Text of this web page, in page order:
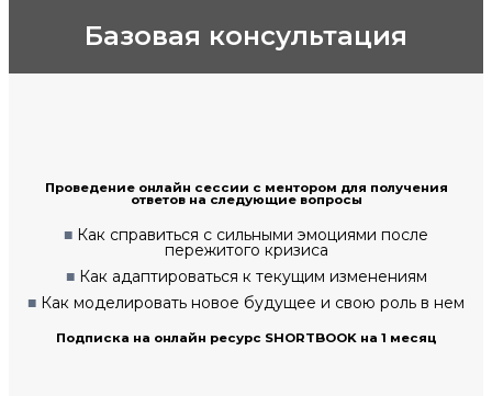
Базовая консультация
Проведение онлайн сессии с ментором для получения
ответов на следующие вопросы
■ Как справиться с сильными эмоциями после
пережитого кризиса
■Как адаптироваться к текущим изменениям
■ Как моделировать новое будущее и свою роль в нем
Подписка на онлайн ресурс SHORTBOOK на 1 месяц